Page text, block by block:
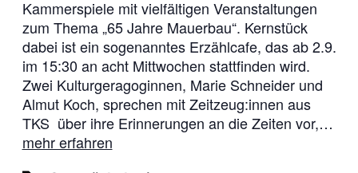
Kammerspiele mit vielfältigen Veranstaltungen
zum Thema „65 Jahre Mauerbau“. Kernstück
dabei ist ein sogenanntes Erzählcafe, das ab 2.9.
im 15:30 an acht Mittwochen stattfinden wird.
Zwei Kulturgeragoginnen, Marie Schneider und
Almut Koch, sprechen mit Zeitzeug:innen aus
TKS über ihre Erinnerungen an die Zeiten vor,…
mehr erfahren